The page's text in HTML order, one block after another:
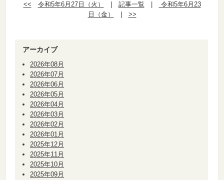
<< 令和5年6月27日（火） 記事一覧
令和5年6月23
日（金）
>>
アーカイブ
2026年08月
2026年07月
2026年06月
2026年05月
2026年04月
2026年03月
2026年02月
2026年01月
2025年12月
2025年11月
2025年10月
2025年09月